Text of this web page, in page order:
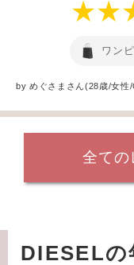
ワン
byめぐさま さん(28歳/女性/
全て
DIESELの